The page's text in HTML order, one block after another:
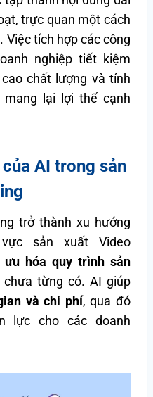
trực quan một cách
Việc tích hợp các công
nghiệp tiết kiệm
chất lượng và tính
lại lợi thế cạnh
AI trong sản
trở thành xu hướng
sản xuất Video
ưu hóa quy trình sản
từng có. AI giúp
và chi phí, qua đó
lực cho các doanh